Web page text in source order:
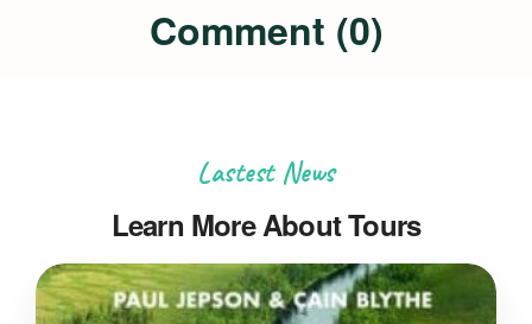
Comment (0)
Lastest News
Learn More About Tours